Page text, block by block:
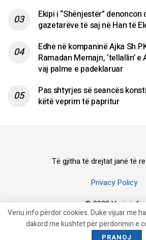
Ekipi i “Shënjestër”
gazetarëve të saj në Han të
Edhe në kompaninë Ajka
Ramadan Memajn, ‘tellallin’
vaj palme e padeklaruar
Pas shtyrjes së seancës
këtë veprim të papritur
Të gjitha të drejtat janë të
Privacy Policy
© 2023 Veriu.info
Veriu.info përdor cookies. Duke vijuar me
dakord me kushtet për përdorimin e
PRANOJ